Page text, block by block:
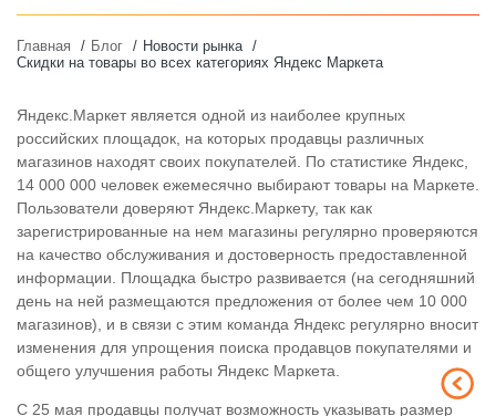
Главная Блог
Новости рынка
Скидки на товары во всех категориях Яндекс Маркета
Яндекс.Маркет является одной из наиболее крупных
российских площадок, на которых продавцы различных
магазинов находят своих покупателей. По статистике Яндекс,
14 000 000 человек ежемесячно выбирают товары на Маркете.
Пользователи доверяют Яндекс.Маркету, так как
зарегистрированные на нем магазины регулярно проверяются
на качество обслуживания и достоверность предоставленной
информации. Площадка быстро развивается (на сегодняшний
день на ней размещаются предложения от более чем 10 000
магазинов), и в связи с этим команда Яндекс регулярно вносит
изменения для упрощения поиска продавцов покупателями и
общего улучшения работы Яндекс Маркета.
С 25 мая продавцы получат возможность указывать размер